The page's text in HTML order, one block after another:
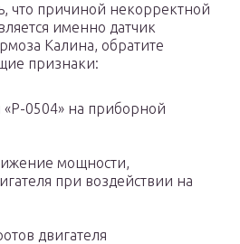
что причиной некорректной
именно датчик
Калина, обратите
признаки:
0504» на приборной
мощности,
при воздействии на
двигателя